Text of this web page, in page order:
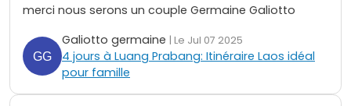
merci nous serons un couple Germaine Galiotto
Galiotto germaine | Le Jul 07 2025
4 jours à Luang Prabang: Itinéraire Laos idéal
pour famille